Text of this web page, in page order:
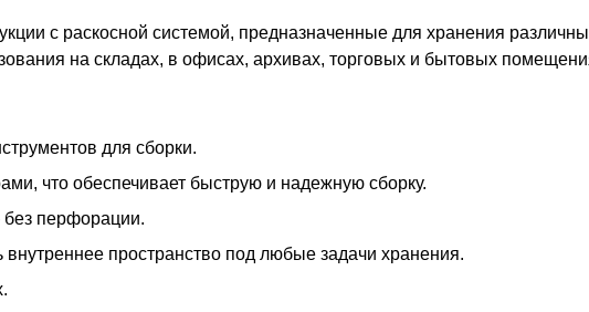
с раскосной системой, предназначенные для хранения
на складах, в офисах, архивах, торговых и бытовых
для сборки.
что обеспечивает быструю и надежную сборку.
без перфорации.
пространство под любые задачи хранения.